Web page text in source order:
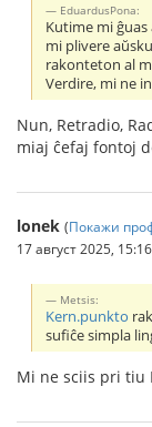
EduardusPona:
Kutime mi
mi plivere
rakonteton al
Verdire, mi ne
Nun, Retradio,
miaj ĉefaj fontoj
lonek (Покажи
17 август 2025,
Metsis:
Kern.punkto
sufiĉe simpla
Mi ne sciis pri tiu